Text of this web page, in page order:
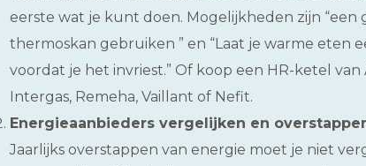
eerste wat je kunt doen. Mogelijkheden zijn “een
thermoskan gebruiken ” en “Laat je warme eten
voordat je het invriest.” Of koop een HR-ketel van
Intergas, Remeha, Vaillant of Nefit.
Energieaanbieders vergelijken en
Jaarlijks overstappen van energie moet je niet